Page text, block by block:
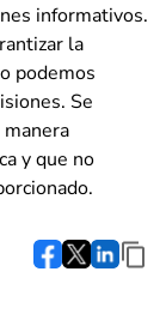
informativos.
la
podemos
Se
y que no